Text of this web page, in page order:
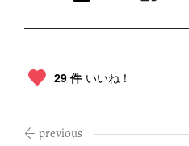
29 件 いいね！